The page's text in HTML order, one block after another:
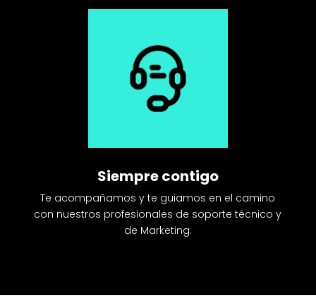
Siempre contigo
Te acompañamos y te guiamos en el camino
con nuestros profesionales de soporte técnico y
de Marketing.